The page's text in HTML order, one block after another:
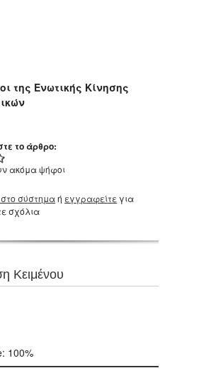
της Ενωτικής Κίνησης
το άρθρο:
ακόμα ψήφοι
σύστημαή εγγραφείτε για
σχόλια
Κειμένου
100%